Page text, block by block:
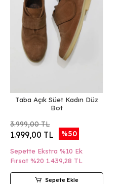
Taba Açık Süet Kadın Düz
Bot
3.999,00 TL
1.999,00 TL %50
Sepette Ekstra %10 Ek
Fırsat %20 1.439,28 TL
Sepete Ekle